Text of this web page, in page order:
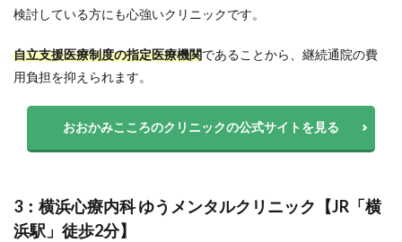
検討している方にも心強いクリニックです。
自立支援医療制度の指定医療機関であることから、継続通院の費
用負担を抑えられます。
おおかみこころのクリニックの公式サイトを見る
3：横浜心療内科 ゆうメンタルクリニック【JR「横
浜駅」徒歩2分】